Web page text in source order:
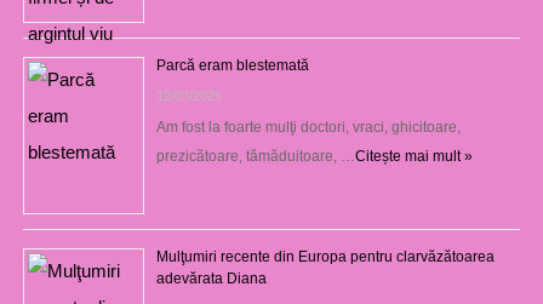
Parcă eram blestemată
12/03/2025
Am fost la foarte mulţi doctori, vraci, ghicitoare,
prezicătoare, tămăduitoare, … Citește mai mult »
Mulţumiri recente din Europa pentru clarvăzătoarea
adevărata Diana